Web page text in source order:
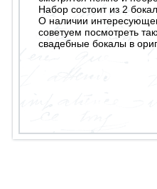
Набор состоит из 2
О наличии
советуем посмотреть
свадебные бокалы в